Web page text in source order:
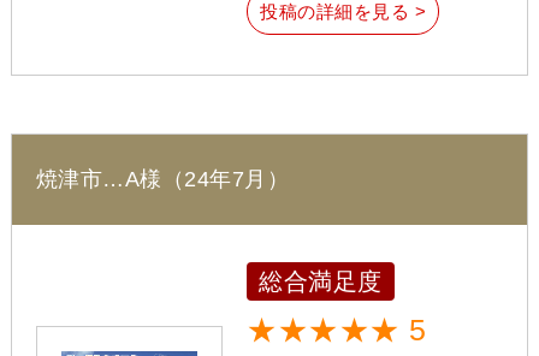
投稿の詳細を見る >
焼津市…A様（24年7月）
総合満足度
★★★★★ 5